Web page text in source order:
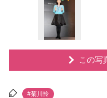
この写
#菊川怜